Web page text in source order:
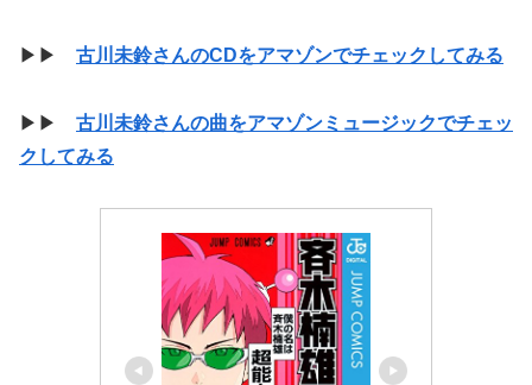
▶▶ 古川未鈴さんのCDをアマゾンでチェックしてみる
▶▶ 古川未鈴さんの曲をアマゾンミュージックでチェッ
クしてみる